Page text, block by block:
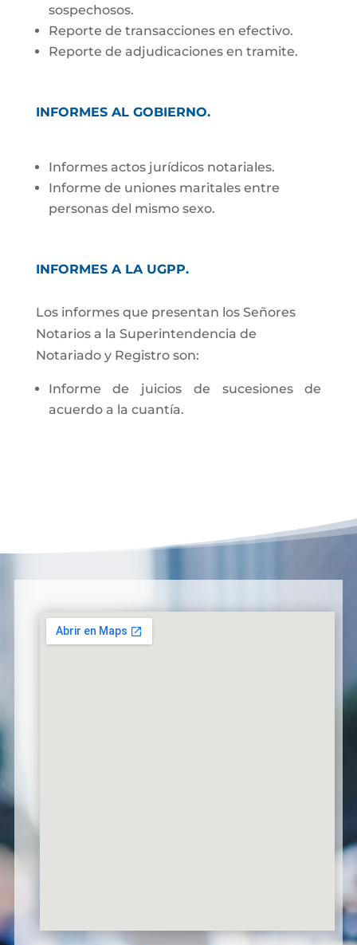
sospechosos.
Reporte de transacciones en efectivo.
Reporte de adjudicaciones en tramite.
INFORMES AL GOBIERNO.
Informes actos jurídicos notariales.
Informe de uniones maritales entre
personas del mismo sexo.
INFORMES A LA UGPP.
Los informes que presentan los Señores
Notarios a la Superintendencia de
Notariado y Registro son:
Informe de juicios de sucesiones de
acuerdo a la cuantía.